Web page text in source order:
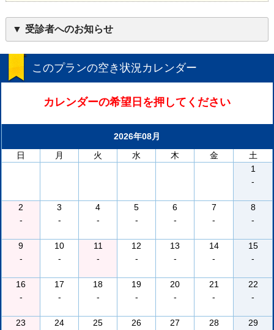
受診者へのお知らせ
このプランの空き状況カレンダー
カレンダーの希望日を押してください
2026年08月
日
月 火 水 木 金
土
1
-
2
-
3
-
4
-
5
-
6
-
7
-
8
-
9
-
10
-
11
-
12
-
13
-
14
-
15
-
16
-
17
-
18
-
19
-
20
-
21
-
22
-
23
24
25
26
27
28
29